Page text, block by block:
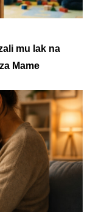
mu lak na
Mame